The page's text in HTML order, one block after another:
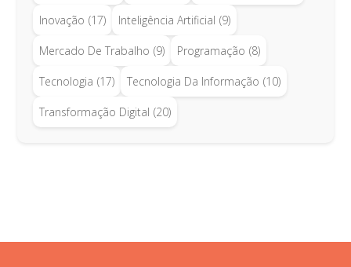
Inovação (17) Inteligência Artificial (9)
Mercado De Trabalho (9) Programação (8)
Tecnologia (17) Tecnologia Da Informação (10)
Transformação Digital (20)